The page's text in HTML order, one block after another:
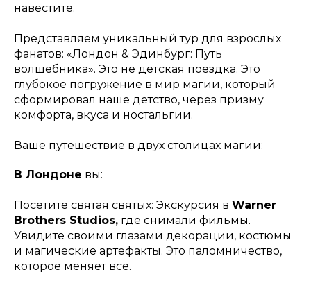
навестите.
Представляем уникальный тур для взрослых
фанатов: «Лондон & Эдинбург: Путь
волшебника». Это не детская поездка. Это
глубокое погружение в мир магии, который
сформировал наше детство, через призму
комфорта, вкуса и ностальгии.
Ваше путешествие в двух столицах магии:
В Лондоне вы:
Посетите святая святых: Экскурсия в Warner
Brothers Studios, где снимали фильмы.
Увидите своими глазами декорации, костюмы
и магические артефакты. Это паломничество,
которое меняет всё.